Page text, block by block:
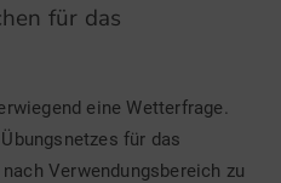
für das
eine Wetterfrage.
für das
Verwendungsbereich zu